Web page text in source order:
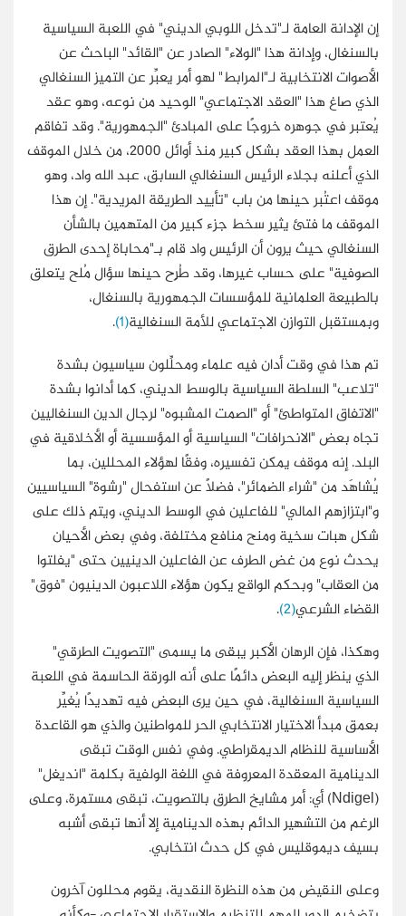
إن الإدانة العامة لـ"تدخل اللوبي الديني" في اللعبة السياسية
بالسنغال، وإدانة هذا "الولاء" الصادر عن "القائد" الباحث عن
الأصوات الانتخابية لـ"المرابط" لهو أمر يعبِّر عن التميز السنغالي
الذي صاغ هذا "العقد الاجتماعي" الوحيد من نوعه، وهو عقد
يُعتبر في جوهره خروجًا على المبادئ "الجمهورية". وقد تفاقم
العمل بهذا العقد بشكل كبير منذ أوائل 2000، من خلال الموقف
الذي أعلنه بجلاء الرئيس السنغالي السابق، عبد الله واد، وهو
موقف اعتُبر حينها من باب "تأييد الطريقة المريدية". إن هذا
الموقف ما فتئ يثير سخط جزء كبير من المتهمين بالشأن
السنغالي حيث يرون أن الرئيس واد قام بـ"محاباة إحدى الطرق
الصوفية" على حساب غيرها، وقد طُرِح حينها سؤال مُلح يتعلق
بالطبيعة العلمانية للمؤسسات الجمهورية بالسنغال،
وبمستقبل التوازن الاجتماعي للأمة السنغالية(1)
.
تم هذا في وقت أدان فيه علماء ومحلِّلون سياسيون بشدة
"تلاعب" السلطة السياسية بالوسط الديني، كما أدانوا بشدة
"الاتفاق المتواطئ" أو "الصمت المشبوه" لرجال الدين السنغاليين
تجاه بعض "الانحرافات" السياسية أو المؤسسية أو الأخلاقية في
البلد. إنه موقف يمكن تفسيره، وفقًا لهؤلاء المحللين، بما
يُشاهَد من "شراء الضمائر"، فضلًا عن استفحال "رشوة" السياسيين
و"ابتزازهم المالي" للفاعلين في الوسط الديني، ويتم ذلك على
شكل هبات سخية ومنح منافع مختلفة، وفي بعض الأحيان
يحدث نوع من غض الطرف عن الفاعلين الدينيين حتى "يفلتوا
من العقاب" وبحكم الواقع يكون هؤلاء اللاعبون الدينيون "فوق"
القضاء الشرعي(2)
.
وهكذا، فإن الرهان الأكبر يبقى ما يسمى "التصويت الطرقي"
الذي ينظر إليه البعض دائمًا على أنه الورقة الحاسمة في اللعبة
السياسية السنغالية، في حين يرى البعض فيه تهديدًا يُغيِّر
بعمق مبدأ الاختيار الانتخابي الحر للمواطنين والذي هو القاعدة
الأساسية للنظام الديمقراطي. وفي نفس الوقت تبقى
الدينامية المعقدة المعروفة في اللغة الولفية بكلمة "انديغل"
(Ndigel) أي: أمر مشايخ الطرق بالتصويت، تبقى مستمرة، وعلى
الرغم من التشهير الدائم بهذه الدينامية إلا أنها تبقى أشبه
بسيف ديموقليس في كل حدث انتخابي.
وعلى النقيض من هذه النظرة النقدية، يقوم محللون آخرون